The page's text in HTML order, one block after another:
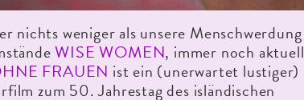
nichts weniger als unsere Menschwerdung
WISE WOMEN, immer noch aktuell
FRAUEN ist ein (unerwartet lustiger)
zum 50. Jahrestag des isländischen